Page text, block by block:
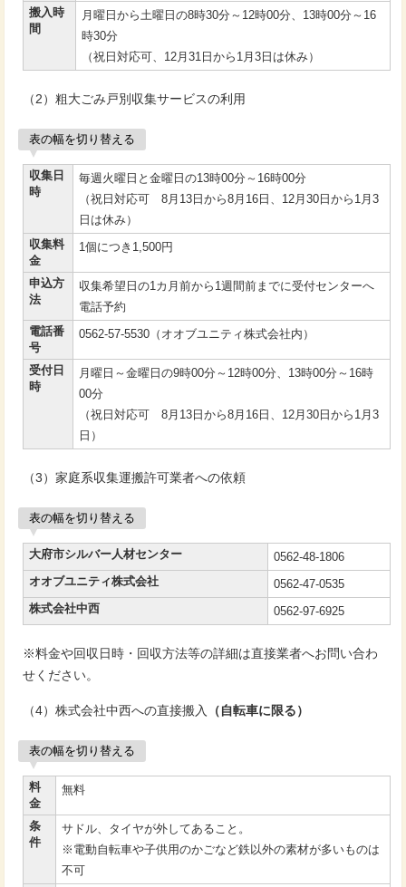
搬入時
間
月曜日から土曜日の8時30分～12時00分、13時00分～16
時30分
（祝日対応可、12月31日から1月3日は休み）
（2）粗大ごみ戸別収集サービスの利用
表の幅を切り替える
収集日
時
毎週火曜日と金曜日の13時00分～16時00分
（祝日対応可 8月13日から8月16日、12月30日から1月3
日は休み）
収集料
金
1個につき1,500円
申込方
法
収集希望日の1カ月前から1週間前までに受付センターへ
電話予約
電話番
号
0562-57-5530（オオブユニティ株式会社内）
受付日
時
月曜日～金曜日の9時00分～12時00分、13時00分～16時
00分
（祝日対応可 8月13日から8月16日、12月30日から1月3
日）
（3）家庭系収集運搬許可業者への依頼
表の幅を切り替える
大府市シルバー人材センター
0562-48-1806
オオブユニティ株式会社
0562-47-0535
株式会社中西
0562-97-6925
※料金や回収日時・回収方法等の詳細は直接業者へお問い合わ
せください。
（4）株式会社中西への直接搬入 （自転車に限る）
表の幅を切り替える
料
金
無料
条
件
サドル、タイヤが外してあること。
※電動自転車や子供用のかごなど鉄以外の素材が多いものは
不可